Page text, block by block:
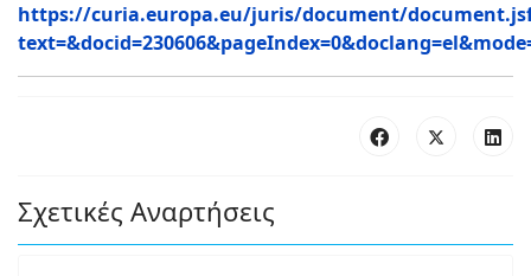
https://curia.europa.eu/juris/document/
Σχετικές Αναρτήσεις